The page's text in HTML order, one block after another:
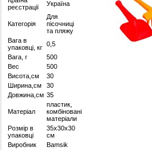
реєстрації
Україна
Категорія
Для
пісочниці
та пляжу
Вага в
упаковці, кг 0,5
Вага, г
500
Вес
500
Висота,см
30
Ширина,см
30
Довжина,см 35
Матеріал
пластик,
комбіновані
матеріали
Розмір в
упаковці
35х30х30
см
Виробник
Bamsik